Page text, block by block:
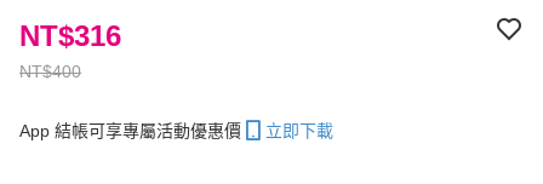
NT$400
NT$316
App 結帳可享專屬活動優惠價 立即下載